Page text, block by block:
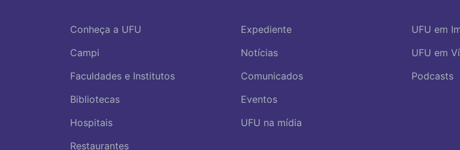
Conheça a UFU
Campi
Faculdades e Institutos
Bibliotecas
Hospitais
Restaurantes
Expediente
Notícias
Comunicados
Eventos
UFU na mídia
UFU em
UFU em
Podcasts